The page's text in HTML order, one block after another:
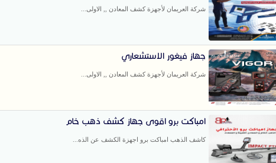
شركة العريمان لأجهزة كشف المعادن ,, الاولى...
جهاز فيغور الاستشعاري
شركة العريمان لأجهزة كشف المعادن ,, الاولى...
امباكت برو اقوى جهاز كشف ذهب خام
كاشف الذهب امباكت برو اجهزة الكشف عن الذه...